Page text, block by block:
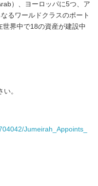
）、ヨーロッパに5つ、ア
るワールドクラスのポート
界中で18の資産が建設中
。
Jumeirah_Appoints_